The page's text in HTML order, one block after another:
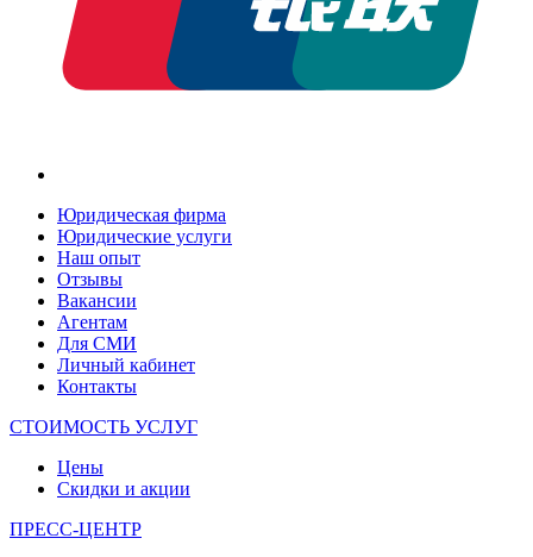
Юридическая фирма
Юридические услуги
Наш опыт
Отзывы
Вакансии
Агентам
Для СМИ
Личный кабинет
Контакты
СТОИМОСТЬ УСЛУГ
Цены
Скидки и акции
ПРЕСС-ЦЕНТР